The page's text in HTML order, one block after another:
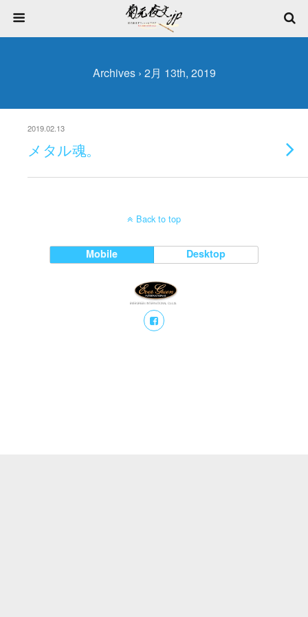
Archives › 2月 13th, 2019
2019.02.13
メタル魂。
Back to top
Mobile Desktop